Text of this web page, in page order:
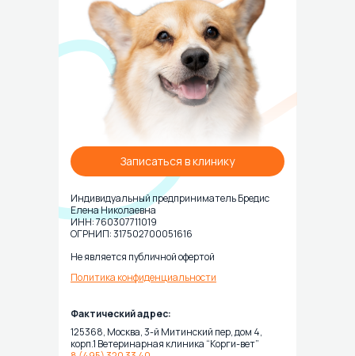
Политика конфиденциальности
Фактический адрес:
125368, Москва, 3-й Митинский пер, дом 4,
корп.1 Ветеринарная клиника “Корги-вет”
Не является публичной офертой
Индивидуальный предприниматель Бредис
Елена Николаевна
ИНН: 760307711019
ОГРНИП: 317502700051616
Записаться в клинику